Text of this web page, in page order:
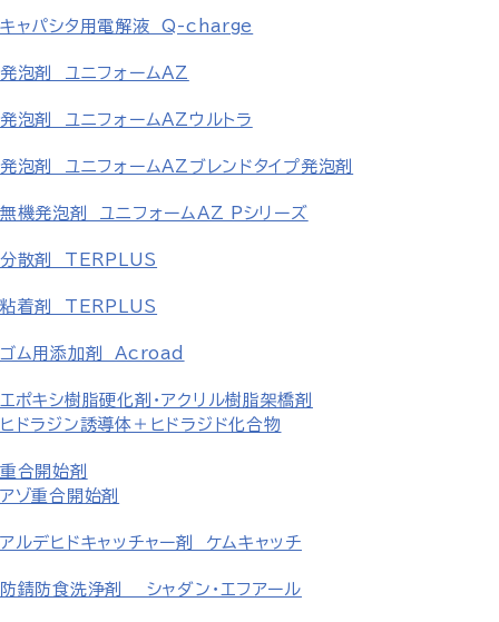
キャパシタ用電解液 Q-charge
発泡剤 ユニフォームAZ
発泡剤 ユニフォームAZウルトラ
発泡剤 ユニフォームAZブレンドタイプ発泡剤
無機発泡剤 ユニフォームAZ Pシリーズ
分散剤 TERPLUS
粘着剤 TERPLUS
ゴム用添加剤 Acroad
エポキシ樹脂硬化剤・アクリル樹脂架橋剤
ヒドラジン誘導体＋ヒドラジド化合物
重合開始剤
アゾ重合開始剤
アルデヒドキャッチャー剤 ケムキャッチ
防錆防食洗浄剤 シャダン・エフアール